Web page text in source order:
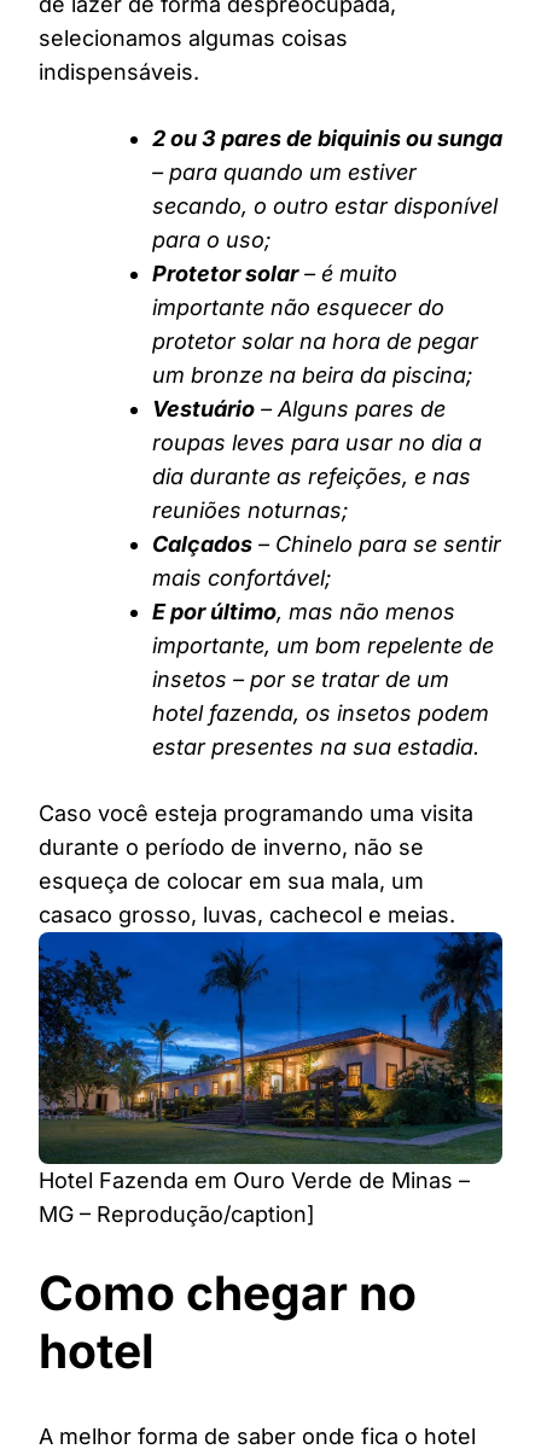
selecionamos algumas coisas
indispensáveis.
2 ou 3 pares de biquinis ou sunga
– para quando um estiver
secando, o outro estar disponível
para o uso;
Protetor solar– é muito
importante não esquecer do
protetor solar na hora de pegar
um bronze na beira da piscina;
Vestuário – Alguns pares de
roupas leves para usar no dia a
dia durante as refeições, e nas
reuniões noturnas;
Calçados – Chinelo para se sentir
mais confortável;
E por último, mas não menos
importante, um bom repelente de
insetos – por se tratar de um
hotel fazenda, os insetos podem
estar presentes na sua estadia.
Caso você esteja programando uma visita
durante o período de inverno, não se
esqueça de colocar em sua mala, um
casaco grosso, luvas, cachecol e meias.
Hotel Fazenda em Ouro Verde de Minas –
MG – Reprodução/caption]
Como chegar no
hotel
A melhor forma de saber onde fica o hotel